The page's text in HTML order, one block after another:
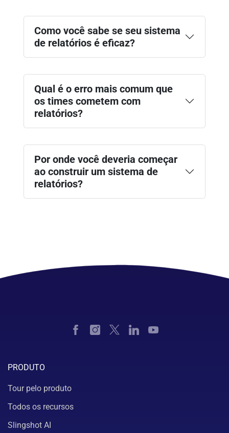
Como você sabe se seu sistema
de relatórios é eficaz?
Qual é o erro mais comum que
os times cometem com
relatórios?
Por onde você deveria começar
ao construir um sistema de
relatórios?
PRODUTO
Tour pelo produto
Todos os recursos
Slingshot AI